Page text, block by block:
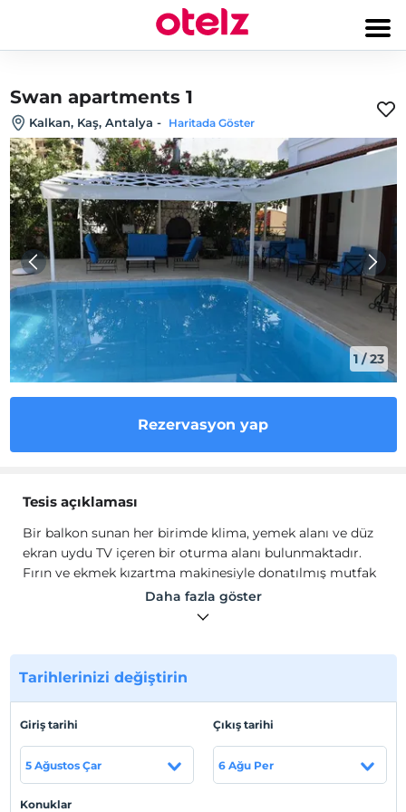
Swan apartments 1
Kalkan, Kaş, Antalya - Haritada Göster
1/23
Rezervasyon yap
Tesis açıklaması
Bir balkon sunan her birimde klima, yemek alanı ve düz
ekran uydu TV içeren bir oturma alanı bulunmaktadır.
Fırın ve ekmek kızartma makinesiyle donatılmış mutfak
da bulunmaktadır. Dairede sezonluk açık havuz
bulunmaktadır. Swan Apartments’ta araba kiralama
Yerel Çarşısı 5 dakikalık yürüme mesafesindedir.
Dalaman Havaalanı tesise 74 km uzaklıktadır. Bu,
Bir balkon sunan her birimde klima, yemek alanı ve düz
ekran uydu TV içeren bir oturma alanı bulunmaktadır.
Fırın ve ekmek kızartma makinesiyle donatılmış mutfak
Daha fazla göster
Tarihlerinizi değiştirin
Giriş tarihi
5 Ağustos Çar
Çıkış tarihi
6 Ağu Per
Konuklar